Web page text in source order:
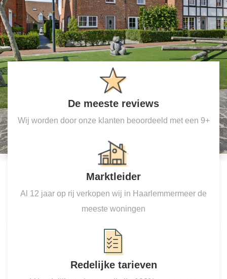
De meeste reviews
Wij worden door onze klanten beoordeeld met een 9+
Marktleider
Al 12 jaar op rij verkopen wij in Haarlemmermeer de
meeste woningen
Redelijke tarieven